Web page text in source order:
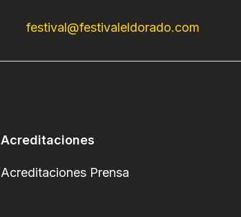
festival@festivaleldorado.com
Acreditaciones
Acreditaciones Prensa